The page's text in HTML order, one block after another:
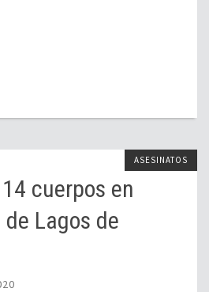
ASESINATOS
cuerpos en
Lagos de